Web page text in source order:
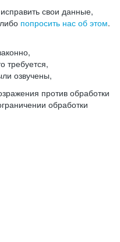
свои данные,
попросить нас об этом.
требуется,
озвучены,
против обработки
обработки